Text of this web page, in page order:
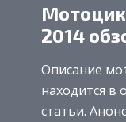
2014
Описание
находится в
статьи.